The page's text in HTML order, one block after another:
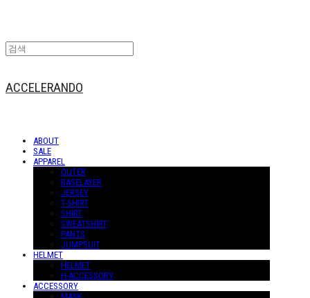
ACCELERANDO
ABOUT
SALE
APPAREL
OUTER
BASELAYER
JERSEY
T-SHIRT
SHIRT
SWEATSHIRT
PANTS
JUMPSUIT
HELMET
HELMET
H-ACCESSORY
ACCESSORY